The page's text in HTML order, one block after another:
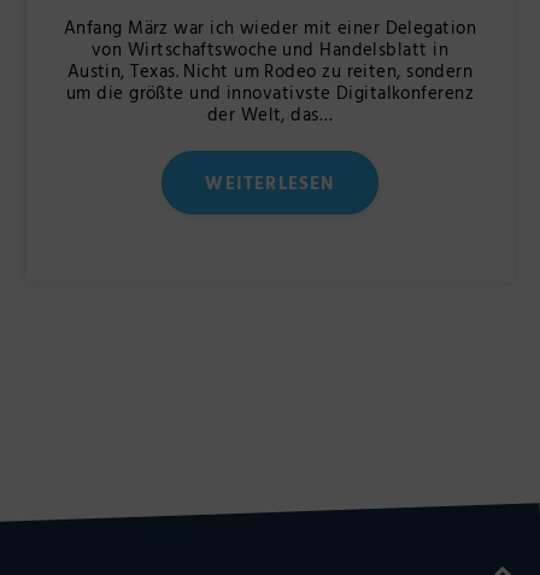
Anfang März war ich wieder mit einer Delegation
von Wirtschaftswoche und Handelsblatt in
Austin, Texas. Nicht um Rodeo zu reiten, sondern
um die größte und innovativste Digitalkonferenz
der Welt, das…
WEITERLESEN